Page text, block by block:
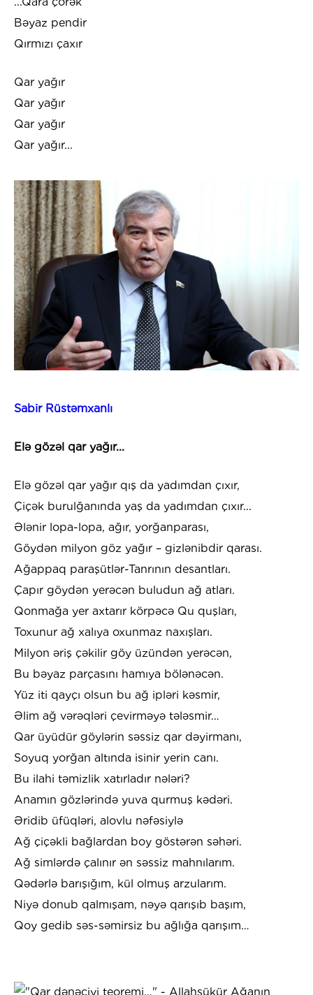
Bəyaz pendir
Qırmızı çaxır
Qar yağır
Qar yağır
Qar yağır
Qar yağır...
Sabir Rüstəmxanlı
Elə gözəl qar yağır...
Elə gözəl qar yağır qış da yadımdan çıxır,
Çiçək burulğanında yaş da yadımdan çıxır...
Ələnir lopa-lopa, ağır, yorğanparası,
Göydən milyon göz yağır – gizlənibdir qarası.
Ağappaq paraşütlər-Tanrının desantları.
Çapır göydən yerəcən buludun ağ atları.
Qonmağa yer axtarır körpəcə Qu quşları,
Toxunur ağ xalıya oxunmaz naxışları.
Milyon əriş çəkilir göy üzündən yerəcən,
Bu bəyaz parçasını hamıya bölənəcən.
Yüz iti qayçı olsun bu ağ ipləri kəsmir,
Əlim ağ vərəqləri çevirməyə tələsmir…
Qar üyüdür göylərin səssiz qar dəyirmanı,
Soyuq yorğan altında isinir yerin canı.
Bu ilahi təmizlik xatırladır nələri?
Anamın gözlərində yuva qurmuş kədəri.
Əridib üfüqləri, alovlu nəfəsiylə
Ağ çiçəkli bağlardan boy göstərən səhəri.
Ağ simlərdə çalınır ən səssiz mahnılarım.
Qədərlə barışığım, kül olmuş arzularım.
Niyə donub qalmışam, nəyə qarışıb başım,
Qoy gedib səs-səmirsiz bu ağlığa qarışım…